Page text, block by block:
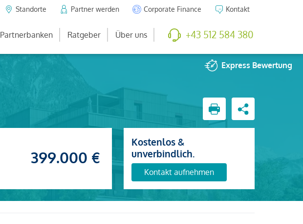
Standorte Partner werden Corporate Finance Kontakt
Partnerbanken Ratgeber Über uns +43 512 584 380
Express Bewertung
399.000 €
Kostenlos &
unverbindlich.
Kontakt aufnehmen